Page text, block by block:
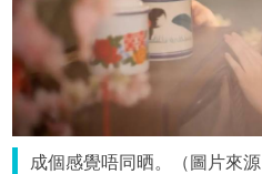
成個感覺唔同晒。（圖片來